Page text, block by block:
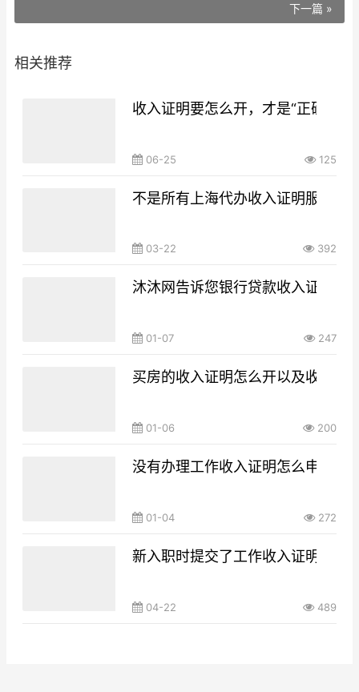
下一篇 »
相关推荐
收入证明要怎么开，才是“正确的姿
06-25 125
不是所有上海代办收入证明服务商
03-22 392
沐沐网告诉您银行贷款收入证明怎
01-07 247
买房的收入证明怎么开以及收入证
01-06 200
没有办理工作收入证明怎么申请大
01-04 272
新入职时提交了工作收入证明是不
04-22 489